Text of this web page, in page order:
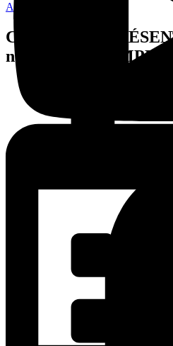
Acheter vos billets
COMPLET -
novembre - COMPLET